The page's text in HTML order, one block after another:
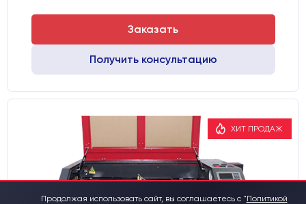
Заказать
Получить консультацию
ХИТ ПРОДАЖ
Продолжая использовать сайт, вы соглашаетесь с "Политикой